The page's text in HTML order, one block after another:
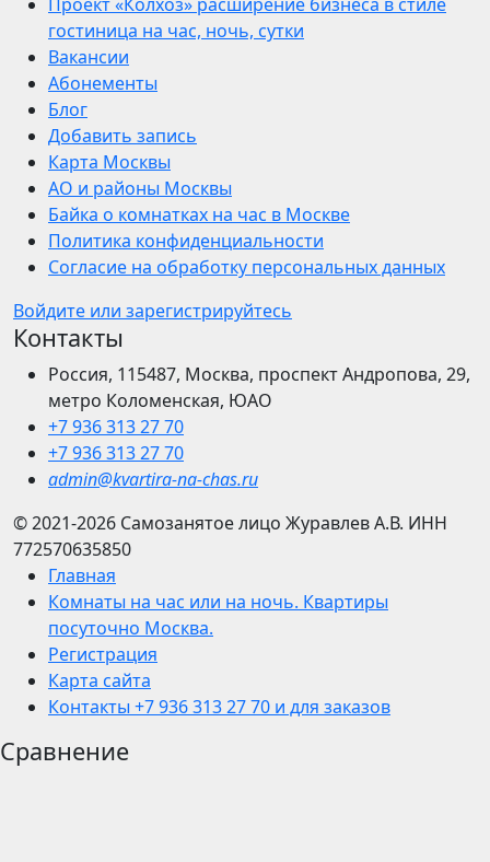
гостиница на час, ночь, сутки
Вакансии
Абонементы
Блог
Добавить запись
Карта Москвы
АО и районы Москвы
Байка о комнатках на час в Москве
Политика конфиденциальности
Согласие на обработку персональных данных
Войдите или зарегистрируйтесь
Контакты
Россия, 115487, Москва, проспект Андропова, 29,
метро Коломенская, ЮАО
+7 936 313 27 70
+7 936 313 27 70
admin@kvartira-na-chas.ru
© 2021-2026 Самозанятое лицо Журавлев А.В. ИНН
772570635850
Главная
Комнаты на час или на ночь. Квартиры
посуточно Москва.
Регистрация
Карта сайта
Контакты +7 936 313 27 70 и для заказов
Сравнение